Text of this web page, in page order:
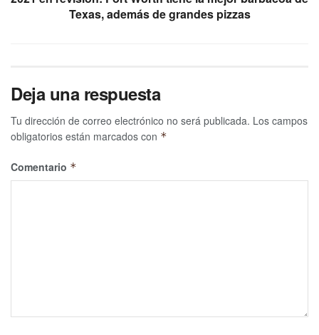
Texas, además de grandes pizzas
Deja una respuesta
Tu dirección de correo electrónico no será publicada. Los campos
obligatorios están marcados con *
Comentario *